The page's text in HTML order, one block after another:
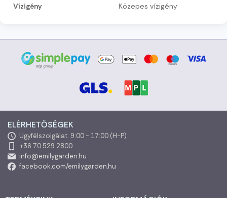
Vízigény Közepes vízigény
ELÉRHETŐSÉGEK
Ügyfélszolgálat: 9:00 - 17:00 (H-P)
+36 70 529 2800
info@emilygarden.hu
facebook.com/emilygarden.hu